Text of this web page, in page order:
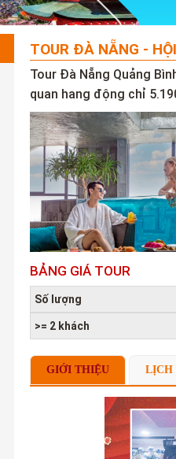
TOUR ĐÀ NẴNG -
Tour Đà Nẵng Quảng
quan hang động chỉ
BẢNG GIÁ TOUR
Số lượng
>= 2 khách
GIỚI THIỆU LỊCH